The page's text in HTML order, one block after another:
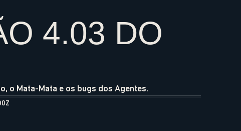
4.03 DO
o Mata-Mata e os bugs dos Agentes.